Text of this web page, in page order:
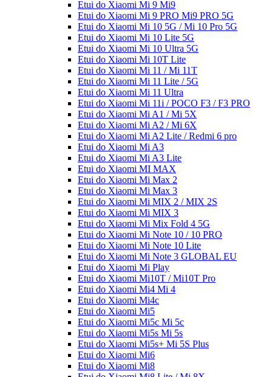
Etui do Xiaomi Mi 9 Mi9
Etui do Xiaomi Mi 9 PRO Mi9 PRO 5G
Etui do Xiaomi Mi 10 5G / Mi 10 Pro 5G
Etui do Xiaomi Mi 10 Lite 5G
Etui do Xiaomi Mi 10 Ultra 5G
Etui do Xiaomi Mi 10T Lite
Etui do Xiaomi Mi 11 / Mi 11T
Etui do Xiaomi Mi 11 Lite / 5G
Etui do Xiaomi Mi 11 Ultra
Etui do Xiaomi Mi 11i / POCO F3 / F3 PRO
Etui do Xiaomi Mi A1 / Mi 5X
Etui do Xiaomi Mi A2 / Mi 6X
Etui do Xiaomi Mi A2 Lite / Redmi 6 pro
Etui do Xiaomi Mi A3
Etui do Xiaomi Mi A3 Lite
Etui do Xiaomi MI MAX
Etui do Xiaomi Mi Max 2
Etui do Xiaomi Mi Max 3
Etui do Xiaomi Mi MIX 2 / MIX 2S
Etui do Xiaomi Mi MIX 3
Etui do Xiaomi Mi Mix Fold 4 5G
Etui do Xiaomi Mi Note 10 / 10 PRO
Etui do Xiaomi Mi Note 10 Lite
Etui do Xiaomi Mi Note 3 GLOBAL EU
Etui do Xiaomi Mi Play
Etui do Xiaomi Mi10T / Mi10T Pro
Etui do Xiaomi Mi4 Mi 4
Etui do Xiaomi Mi4c
Etui do Xiaomi Mi5
Etui do Xiaomi Mi5c Mi 5c
Etui do Xiaomi Mi5s Mi 5s
Etui do Xiaomi Mi5s+ Mi 5S Plus
Etui do Xiaomi Mi6
Etui do Xiaomi Mi8